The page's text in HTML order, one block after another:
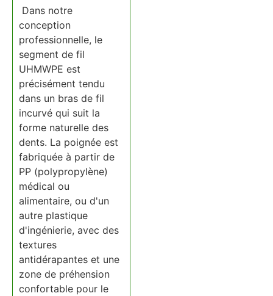
Dans notre
conception
professionnelle, le
segment de fil
UHMWPE est
précisément tendu
dans un bras de fil
incurvé qui suit la
forme naturelle des
dents. La poignée est
fabriquée à partir de
PP (polypropylène)
médical ou
alimentaire, ou d'un
autre plastique
d'ingénierie, avec des
textures
antidérapantes et une
zone de préhension
confortable pour le